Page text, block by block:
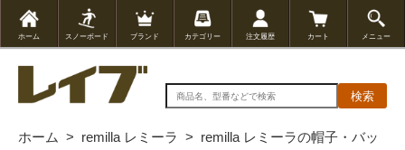
ホーム スノーボード ブランド カテゴリー 注文履歴 カート メニュー
検索
ホーム > remilla レミーラ > remilla レミーラの帽子・バッ